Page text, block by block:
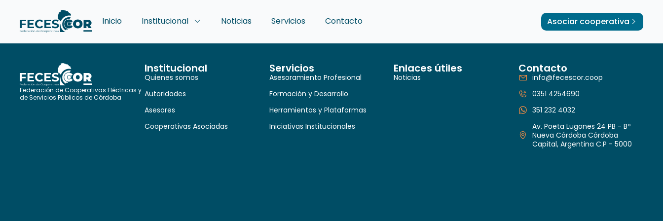
Inicio Institucional Noticias Servicios Contacto Asociar cooperativa
Federación de Cooperativas Eléctricas y
de Servicios Públicos de Córdoba
Institucional
Quienes somos
Autoridades
Asesores
Cooperativas Asociadas
Servicios
Asesoramiento Profesional
Formación y Desarrollo
Herramientas y Plataformas
Iniciativas Institucionales
Enlaces útiles
Noticias
Contacto
info@fecescor.coop
0351 4254690
351 232 4032
Av. Poeta Lugones 24 PB - Bº
Nueva Córdoba Córdoba
Capital, Argentina C.P - 5000